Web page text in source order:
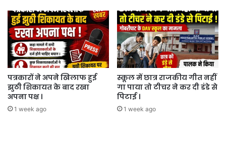
पत्रकारों ने अपने खिलाफ हुई
झुठी शिकायत के बाद रखा
अपना पक्ष ।
1 week ago
स्कूल में छात्र राजकीय गीत नहीं
गा पाया तो टीचर ने कर दी डंडे से
पिटाई ।
1 week ago